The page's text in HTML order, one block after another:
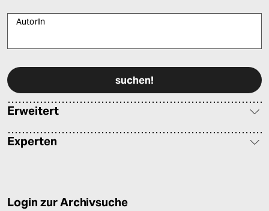
AutorIn
Erweitert
Experten
Login zur Archivsuche